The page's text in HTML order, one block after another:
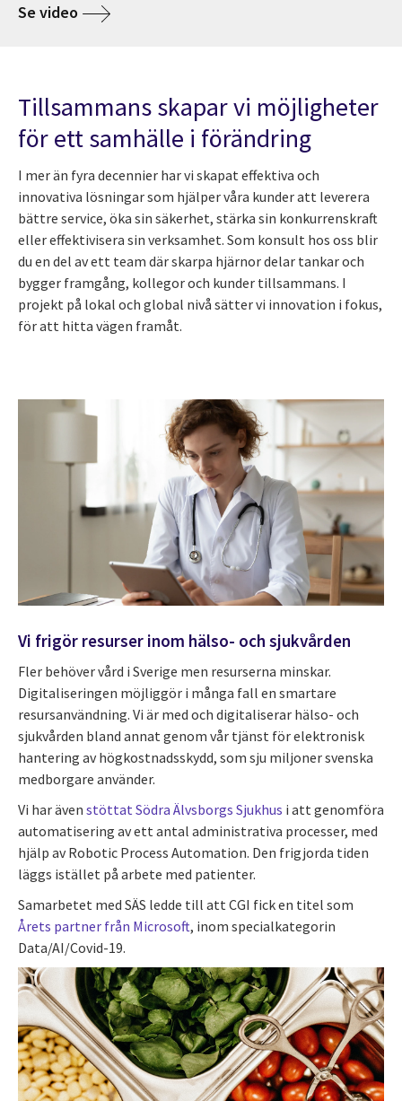
Se video
Tillsammans skapar vi möjligheter
för ett samhälle i förändring
I mer än fyra decennier har vi skapat effektiva och
innovativa lösningar som hjälper våra kunder att leverera
bättre service, öka sin säkerhet, stärka sin konkurrenskraft
eller effektivisera sin verksamhet. Som konsult hos oss blir
du en del av ett team där skarpa hjärnor delar tankar och
bygger framgång, kollegor och kunder tillsammans. I
projekt på lokal och global nivå sätter vi innovation i fokus,
för att hitta vägen framåt.
Vi frigör resurser inom hälso- och sjukvården
Fler behöver vård i Sverige men resurserna minskar.
Digitaliseringen möjliggör i många fall en smartare
resursanvändning. Vi är med och digitaliserar hälso- och
sjukvården bland annat genom vår tjänst för elektronisk
hantering av högkostnadsskydd, som sju miljoner svenska
medborgare använder.
Vi har även stöttat Södra Älvsborgs Sjukhus i att genomföra
automatisering av ett antal administrativa processer, med
hjälp av Robotic Process Automation. Den frigjorda tiden
läggs istället på arbete med patienter.
Samarbetet med SÄS ledde till att CGI fick en titel som
Årets partner från Microsoft, inom specialkategorin
Data/AI/Covid-19.